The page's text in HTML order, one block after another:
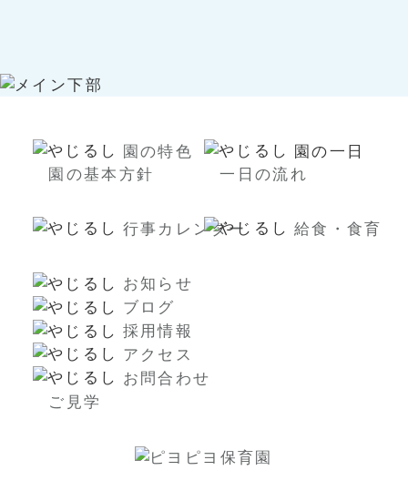
園の特色
園の基本方針
園の一日
一日の流れ
行事カレンダー 給食・食育
お知らせ
ブログ
採用情報
アクセス
お問合わせ
ご見学